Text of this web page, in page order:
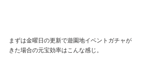
まずは金曜日の更新で遊園地イベントガチャが
きた場合の元宝効率はこんな感じ。